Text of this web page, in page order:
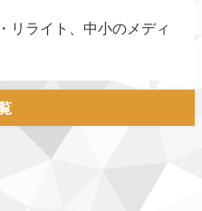
リライト、中小のメディ